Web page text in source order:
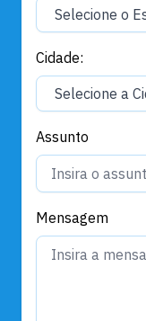
Cidade:
Assunto
Mensagem